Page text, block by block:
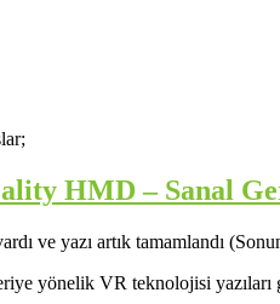
HMD – Sanal
ve yazı artık tamamlandı
yönelik VR teknolojisi